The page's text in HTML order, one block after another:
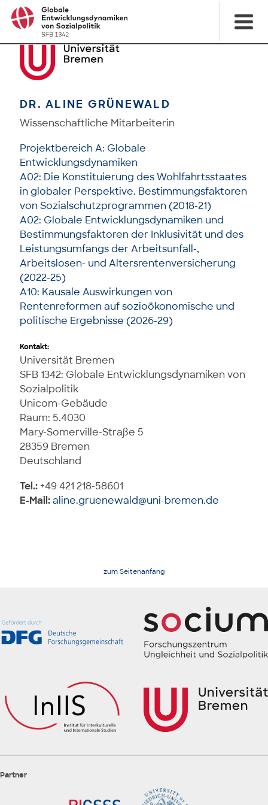
DR. ALINE GRÜNEWALD
Wissenschaftliche Mitarbeiterin
Projektbereich A: Globale
Entwicklungsdynamiken
A02: Die Konstituierung des Wohlfahrtsstaates
in globaler Perspektive. Bestimmungsfaktoren
von Sozialschutzprogrammen (2018-21)
A02: Globale Entwicklungsdynamiken und
Bestimmungsfaktoren der Inklusivität und des
Leistungsumfangs der Arbeitsunfall-,
Arbeitslosen- und Altersrentenversicherung
(2022-25)
A10: Kausale Auswirkungen von
Rentenreformen auf sozioökonomische und
politische Ergebnisse (2026-29)
Kontakt:
Universität Bremen
SFB 1342: Globale Entwicklungsdynamiken von
Sozialpolitik
Unicom-Gebäude
Raum: 5.4030
Mary-Somerville-Straße 5
28359 Bremen
Deutschland
Tel.: +49 421 218-58601
E-Mail:aline.gruenewald@uni-bremen.de
zum Seitenanfang
Partner